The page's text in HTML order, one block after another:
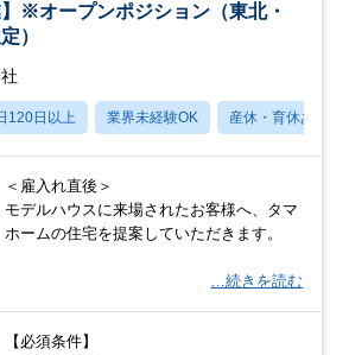
】※オープンポジション（東北・
）
120日以上 業界未経験OK 産休・育休あり
＜雇入れ直後＞
モデルハウスに来場されたお客様へ、タマ
ホームの住宅を提案していただきます。
…続きを読む
【必須条件】